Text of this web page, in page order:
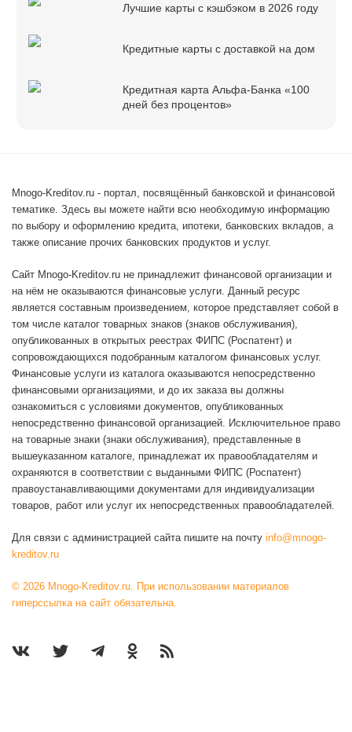
Лучшие карты с кэшбэком в 2026 году
Кредитные карты с доставкой на дом
Кредитная карта Альфа-Банка «100
дней без процентов»
Mnogo-Kreditov.ru - портал, посвящённый банковской и финансовой
тематике. Здесь вы можете найти всю необходимую информацию
по выбору и оформлению кредита, ипотеки, банковских вкладов, а
также описание прочих банковских продуктов и услуг.
Сайт Mnogo-Kreditov.ru не принадлежит финансовой организации и
на нём не оказываются финансовые услуги. Данный ресурс
является составным произведением, которое представляет собой в
том числе каталог товарных знаков (знаков обслуживания),
опубликованных в открытых реестрах ФИПС (Роспатент) и
сопровождающихся подобранным каталогом финансовых услуг.
Финансовые услуги из каталога оказываются непосредственно
финансовыми организациями, и до их заказа вы должны
ознакомиться с условиями документов, опубликованных
непосредственно финансовой организацией. Исключительное право
на товарные знаки (знаки обслуживания), представленные в
вышеуказанном каталоге, принадлежат их правообладателям и
охраняются в соответствии с выданными ФИПС (Роспатент)
правоустанавливающими документами для индивидуализации
товаров, работ или услуг их непосредственных правообладателей.
Для связи с администрацией сайта пишите на почту info@mnogo-
kreditov.ru
© 2026 Mnogo-Kreditov.ru. При использовании материалов
гиперссылка на сайт обязательна.